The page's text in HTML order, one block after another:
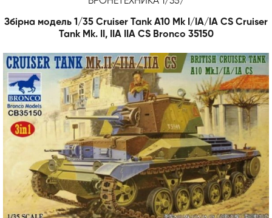
Збірна модель 1/35 Cruiser Tank A10 Mk I/IA/IA CS Cruiser
Tank Mk. II, IIA IIA CS Bronco 35150